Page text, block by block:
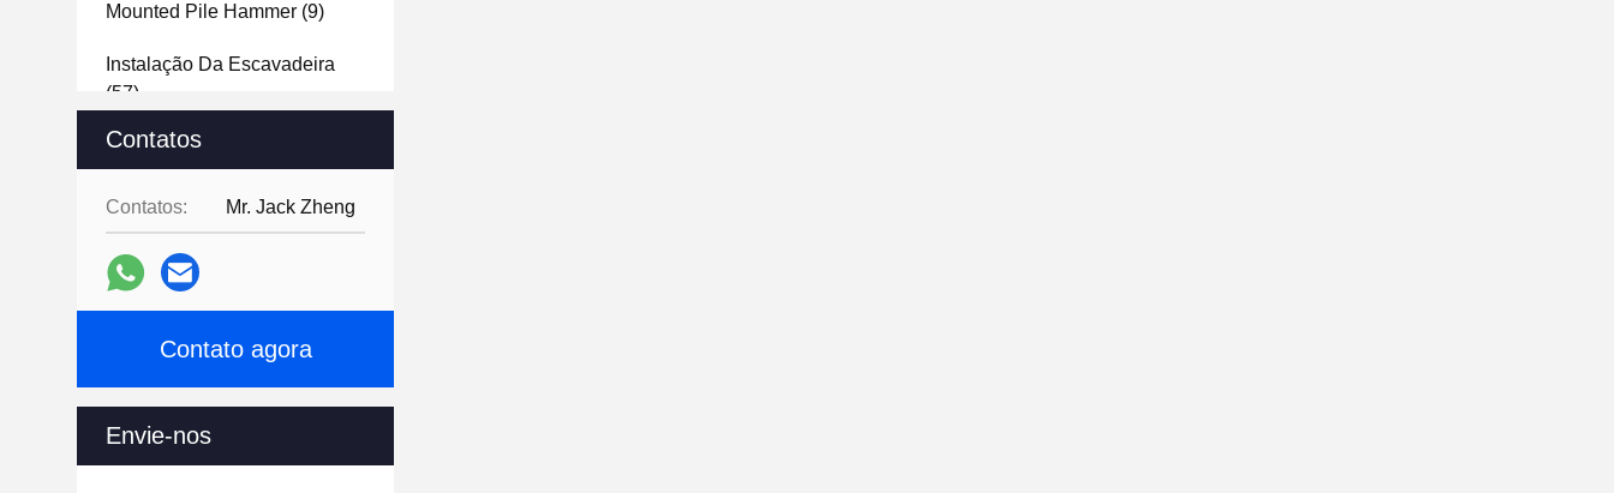
Mounted Pile Hammer (9)
Instalação Da Escavadeira
(57)
Mini Excavator Machine
Pulverizer Concreto
Hidráulico(15)
Máquina Escavadora
Hydraulic Shear(13)
Máquina Escavadora Grapple
Bucket(47)
Acessório Ripper Para
Escavadeira(16)
Contatos
Contatos: Mr. Jack Zheng
Contato agora
Envie-nos